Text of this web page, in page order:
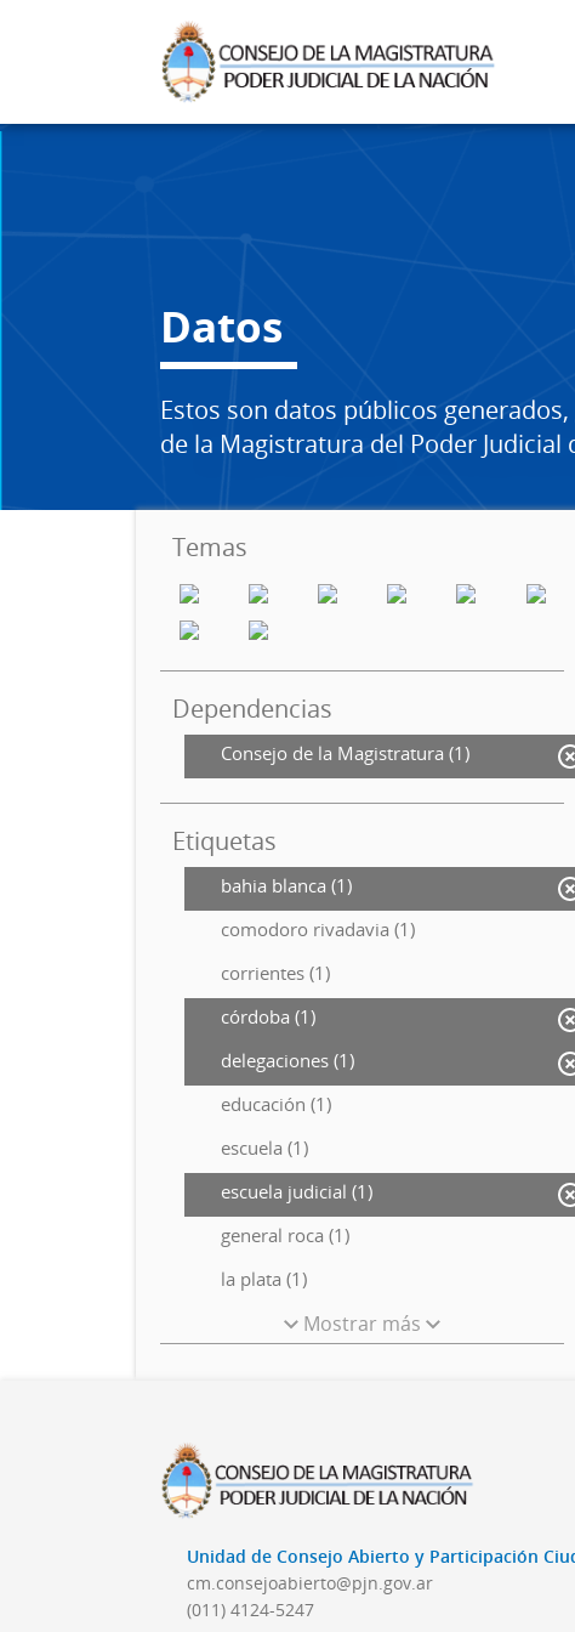
Datos
Estos son datos públicos
de la Magistratura del Poder Judicial
Temas
Dependencias
Consejo de la Magistratura (1)
Etiquetas
bahia blanca (1)
comodoro rivadavia (1)
corrientes (1)
córdoba (1)
delegaciones (1)
educación (1)
escuela (1)
escuela judicial (1)
general roca (1)
la plata (1)
Mostrar más
Unidad de Consejo Abierto y Participación
cm.consejoabierto@pjn.gov.ar
(011) 4124-5247